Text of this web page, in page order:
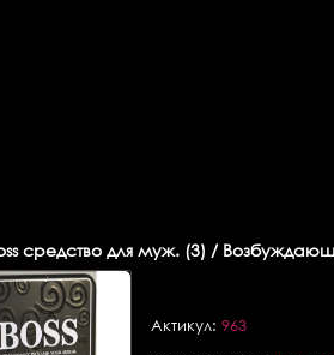
средство для муж. (3) /
Актикул: 963